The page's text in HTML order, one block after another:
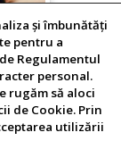
și îmbunătăți
pentru a
Regulamentul
personal.
rugăm să aloci
de Cookie. Prin
utilizării